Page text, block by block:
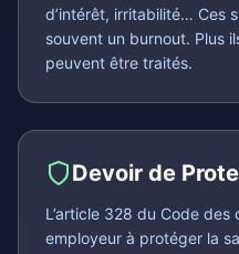
d’intérêt, irritabilité… Ces
souvent un burnout. Plus
peuvent être traités.
Devoir de
L’article 328 du Code
employeur à protéger la